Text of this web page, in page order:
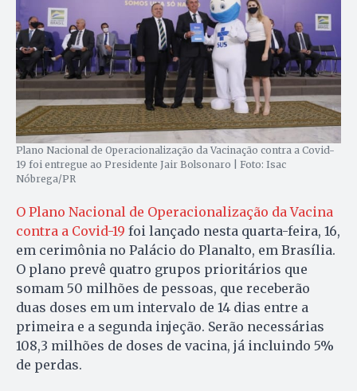
Plano Nacional de Operacionalização da Vacinação contra a Covid-
19 foi entregue ao Presidente Jair Bolsonaro | Foto: Isac
Nóbrega/PR
O Plano Nacional de Operacionalização da Vacina
contra a Covid-19 foi lançado nesta quarta-feira, 16,
em cerimônia no Palácio do Planalto, em Brasília.
O plano prevê quatro grupos prioritários que
somam 50 milhões de pessoas, que receberão
duas doses em um intervalo de 14 dias entre a
primeira e a segunda injeção. Serão necessárias
108,3 milhões de doses de vacina, já incluindo 5%
de perdas.